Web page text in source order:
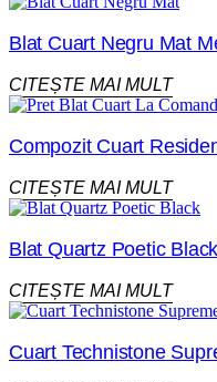
Blat Cuart Negru Mat
CITEȘTE MAI MULT
Compozit Cuart
CITEȘTE MAI MULT
Blat Quartz Poetic
CITEȘTE MAI MULT
Cuart Technistone